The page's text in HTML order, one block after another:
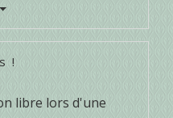
!
libre lors d'une